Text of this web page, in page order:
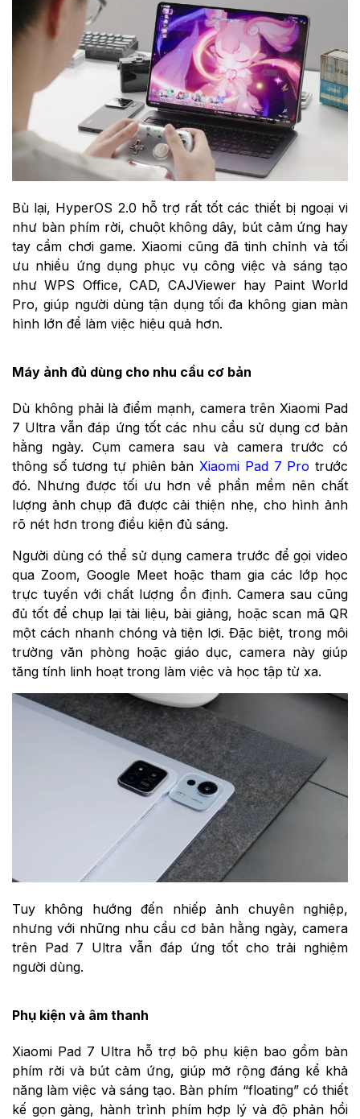
Bù lại, HyperOS 2.0 hỗ trợ rất tốt các thiết bị ngoại vi
như bàn phím rời, chuột không dây, bút cảm ứng hay
tay cầm chơi game. Xiaomi cũng đã tinh chỉnh và tối
ưu nhiều ứng dụng phục vụ công việc và sáng tạo
như WPS Office, CAD, CAJViewer hay Paint World
Pro, giúp người dùng tận dụng tối đa không gian màn
hình lớn để làm việc hiệu quả hơn.
Máy ảnh đủ dùng cho nhu cầu cơ bản
Dù không phải là điểm mạnh, camera trên Xiaomi Pad
7 Ultra vẫn đáp ứng tốt các nhu cầu sử dụng cơ bản
hằng ngày. Cụm camera sau và camera trước có
thông số tương tự phiên bảnXiaomi Pad 7 Pro trước
đó. Nhưng được tối ưu hơn về phần mềm nên chất
lượng ảnh chụp đã được cải thiện nhẹ, cho hình ảnh
rõ nét hơn trong điều kiện đủ sáng.
Người dùng có thể sử dụng camera trước để gọi video
qua Zoom, Google Meet hoặc tham gia các lớp học
trực tuyến với chất lượng ổn định. Camera sau cũng
đủ tốt để chụp lại tài liệu, bài giảng, hoặc scan mã QR
một cách nhanh chóng và tiện lợi. Đặc biệt, trong môi
trường văn phòng hoặc giáo dục, camera này giúp
tăng tính linh hoạt trong làm việc và học tập từ xa.
Tuy không hướng đến nhiếp ảnh chuyên nghiệp,
nhưng với những nhu cầu cơ bản hằng ngày, camera
trên Pad 7 Ultra vẫn đáp ứng tốt cho trải nghiệm
người dùng.
Phụ kiện và âm thanh
Xiaomi Pad 7 Ultra hỗ trợ bộ phụ kiện bao gồm bàn
phím rời và bút cảm ứng, giúp mở rộng đáng kể khả
năng làm việc và sáng tạo. Bàn phím “floating” có thiết
kế gọn gàng, hành trình phím hợp lý và độ phản hồi